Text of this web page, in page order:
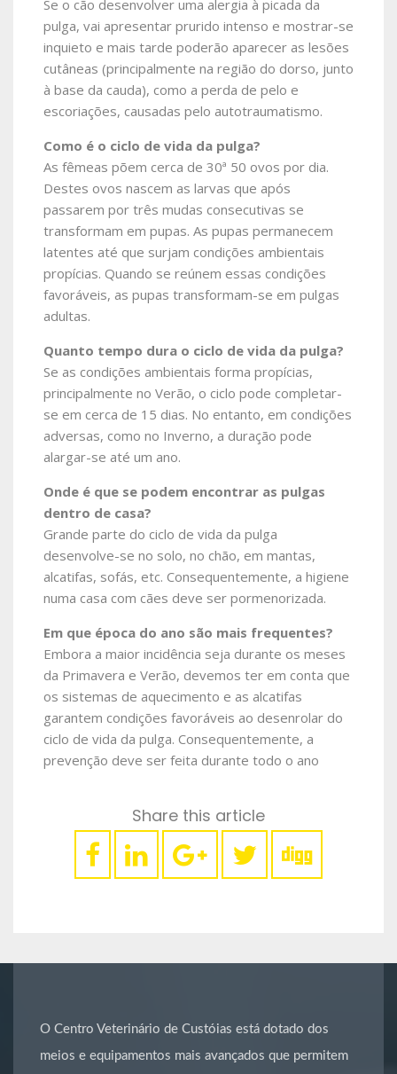
Se o cão desenvolver uma alergia à picada da
pulga, vai apresentar prurido intenso e mostrar-se
inquieto e mais tarde poderão aparecer as lesões
cutâneas (principalmente na região do dorso, junto
à base da cauda), como a perda de pelo e
escoriações, causadas pelo autotraumatismo.
Como é o ciclo de vida da pulga?
As fêmeas põem cerca de 30ª 50 ovos por dia.
Destes ovos nascem as larvas que após
passarem por três mudas consecutivas se
transformam em pupas. As pupas permanecem
latentes até que surjam condições ambientais
propícias. Quando se reúnem essas condições
favoráveis, as pupas transformam-se em pulgas
adultas.
Quanto tempo dura o ciclo de vida da pulga?
Se as condições ambientais forma propícias,
principalmente no Verão, o ciclo pode completar-
se em cerca de 15 dias. No entanto, em condições
adversas, como no Inverno, a duração pode
alargar-se até um ano.
Onde é que se podem encontrar as pulgas
dentro de casa?
Grande parte do ciclo de vida da pulga
desenvolve-se no solo, no chão, em mantas,
alcatifas, sofás, etc. Consequentemente, a higiene
numa casa com cães deve ser pormenorizada.
Em que época do ano são mais frequentes?
Embora a maior incidência seja durante os meses
da Primavera e Verão, devemos ter em conta que
os sistemas de aquecimento e as alcatifas
garantem condições favoráveis ao desenrolar do
ciclo de vida da pulga. Consequentemente, a
prevenção deve ser feita durante todo o ano
Share this article
O Centro Veterinário de Custóias está dotado dos
meios e equipamentos mais avançados que permitem